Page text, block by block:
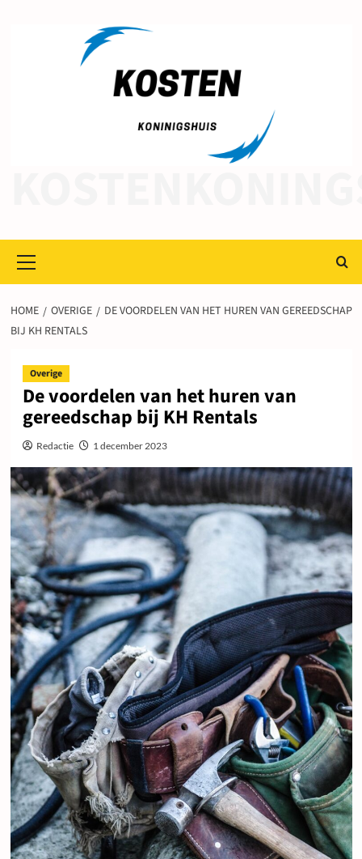
menu
HOME OVERIGE
DE VOORDELEN VAN HET HUREN VAN GEREEDSCHAP
BIJ KH RENTALS
Overige
De voordelen van het huren van
gereedschap bij KH Rentals
Redactie 1 december 2023